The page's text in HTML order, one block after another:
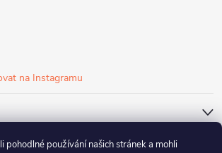
pohodlné používání našich stránek a mohli
na Instagramu